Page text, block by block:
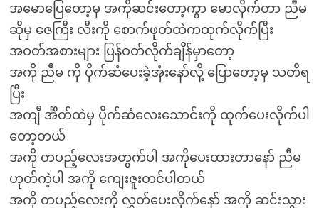
အမောပြေတော့မှ အကိုဆင်းတော့ကွာ မောလိုက်တာ ညီမ
ဆိုမှ ဇေကြီး လီးကို စောက်ဖုတ်ထဲကထုက်လိုက်ပြီး
အဝတ်အစားများ ပြန်ဝတ်လိုက်ချိန်မှာတော့
အကို ညီမ ကို ပိုက်ဆံပေးခဲ့အုံးနော်လို့ ပြောတော့မှ သတိရ
ပြီး
အကျီ င်္အိတ်ထဲမှ ပိုက်ဆံလေးသောင်းကို ထုက်ပေးလိုက်ပါ
တော့တယ်
အကို တပည့်လေးအတွက်ပါ အကိုပေးထားတာနော် ညီမ
ဟုတ်ကဲ့ပါ အကို ကျေးဇူးတင်ပါတယ်
အကို တပည့်လေးကို လွှတ်ပေးလိုက်နော် အကို ဆင်းသွား